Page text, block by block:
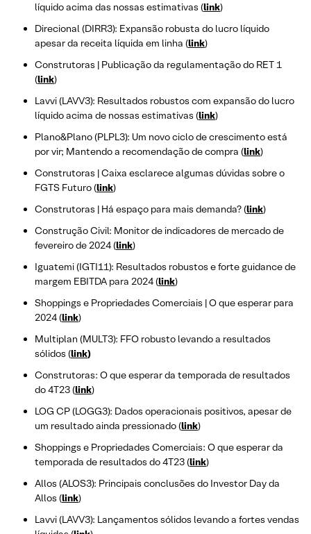
líquido acima das nossas estimativas (link)
Direcional (DIRR3): Expansão robusta do lucro líquido
apesar da receita líquida em linha (link)
Construtoras | Publicação da regulamentação do RET 1
(link)
Lavvi (LAVV3): Resultados robustos com expansão do lucro
líquido acima de nossas estimativas (link)
Plano&Plano (PLPL3): Um novo ciclo de crescimento está
por vir; Mantendo a recomendação de compra (link)
Construtoras | Caixa esclarece algumas dúvidas sobre o
FGTS Futuro (link)
Construtoras | Há espaço para mais demanda? (link)
Construção Civil: Monitor de indicadores de mercado de
fevereiro de 2024 (link)
Iguatemi (IGTI11): Resultados robustos e forte guidance de
margem EBITDA para 2024 (link)
Shoppings e Propriedades Comerciais | O que esperar para
2024 (link)
Multiplan (MULT3): FFO robusto levando a resultados
sólidos (link)
Construtoras: O que esperar da temporada de resultados
do 4T23 (link)
LOG CP (LOGG3): Dados operacionais positivos, apesar de
um resultado ainda pressionado (link)
Shoppings e Propriedades Comerciais: O que esperar da
temporada de resultados do 4T23 (link)
Allos (ALOS3): Principais conclusões do Investor Day da
Allos (link)
Lavvi (LAVV3): Lançamentos sólidos levando a fortes vendas